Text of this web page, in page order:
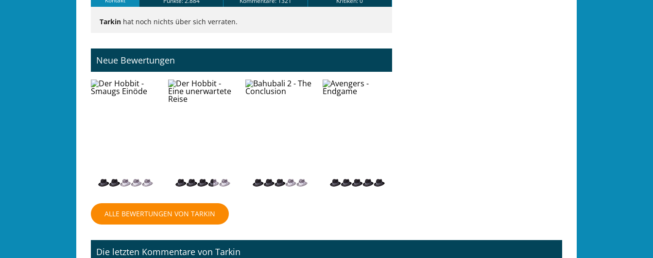
Tarkinhat noch nichts über sich verraten.
Neue Bewertungen
ALLE BEWERTUNGEN VON TARKIN
Die letzten Kommentare von Tarkin